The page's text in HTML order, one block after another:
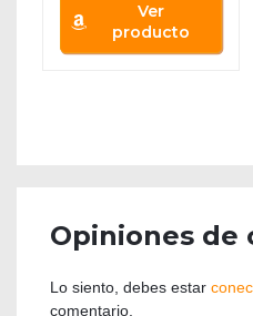
Ver
producto
Opiniones de
Lo siento, debes estar
comentario.